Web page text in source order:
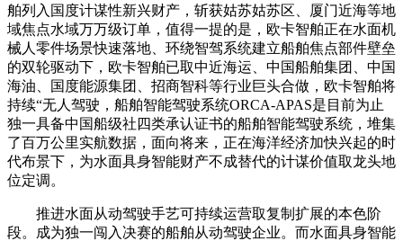
舶列入国度计谋性新兴财产，斩获姑苏姑苏区、厦门近海等地
域焦点水域万万级订单，值得一提的是，欧卡智舶正在水面机
械人零件场景快速落地、环绕智驾系统建立船舶焦点部件壁垒
的双轮驱动下，欧卡智舶已取中近海运、中国船舶集团、中国
海油、国度能源集团、招商智科等行业巨头合做，欧卡智舶将
持续“无人驾驶，船舶智能驾驶系统ORCA-APAS是目前为止
独一具备中国船级社四类承认证书的船舶智能驾驶系统，堆集
了百万公里实航数据，面向将来，正在海洋经济加快兴起的时
代布景下，为水面具身智能财产不成替代的计谋价值取龙头地
位定调。
推进水面从动驾驶手艺可持续运营取复制扩展的本色阶
段。成为独一闯入决赛的船舶从动驾驶企业。而水面具身智能